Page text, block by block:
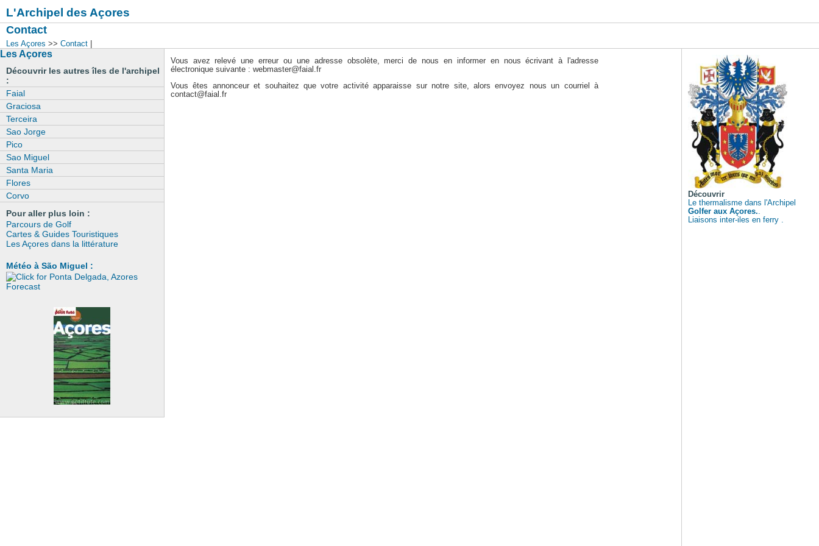
L'Archipel des Açores
Contact
Les Açores >> Contact
Les Açores
Découvrir les autres îles de l'archipel
:
Faial
Graciosa
Terceira
Sao Jorge
Pico
Sao Miguel
Santa Maria
Flores
Corvo
Pour aller plus loin :
Parcours de Golf
Cartes & Guides Touristiques
Les Açores dans la littérature
Météo à São Miguel :
Découvrir
Le thermalisme dans l'Archipel
Golfer aux Açores..
Liaisons inter-iles en ferry .
Vous avez relevé une erreur ou une adresse obsolète, merci de nous en informer en nous écrivant à l'adresse
électronique suivante : webmaster@faial.fr
Vous êtes annonceur et souhaitez que votre activité apparaisse sur notre site, alors envoyez nous un courriel à
contact@faial.fr